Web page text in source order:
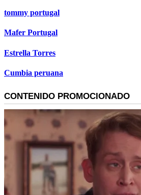
tommy portugal
Mafer Portugal
Estrella Torres
Cumbia peruana